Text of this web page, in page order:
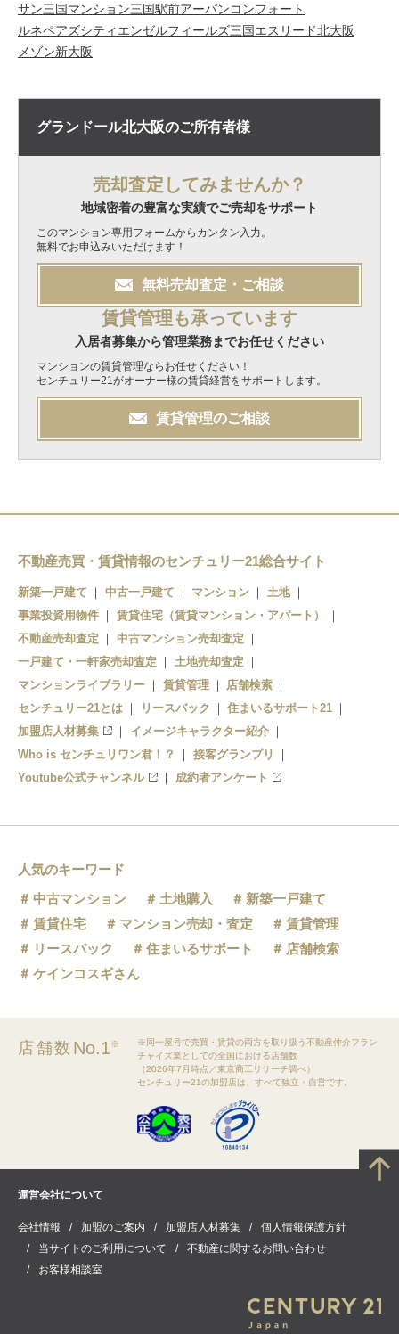
サン三国マンション三国駅前アーバンコンフォート
ルネペアズシティ エンゼルフィールズ三国エスリード北大阪
メゾン新大阪
グランドール北大阪のご所有者様
売却査定してみませんか？
地域密着の豊富な実績でご売却をサポート
このマンション専用フォームからカンタン入力。
無料でお申込みいただけます！
無料売却査定・ご相談
賃貸管理も承っています
入居者募集から管理業務までお任せください
マンションの賃貸管理ならお任せください！
センチュリー21がオーナー様の賃貸経営をサポートします。
賃貸管理のご相談
不動産売買・賃貸情報のセンチュリー21総合サイト
新築一戸建て 中古一戸建て マンション
土地
事業投資用物件
賃貸住宅（賃貸マンション・アパート）
不動産売却査定
中古マンション売却査定
一戸建て・一軒家売却査定
土地売却査定
マンションライブラリー
賃貸管理
店舗検索
センチュリー21とは
リースバック
住まいるサポート21
加盟店人材募集
イメージキャラクター紹介
Who is センチュリワン君！？
接客グランプリ
Youtube公式チャンネル
成約者アンケート
人気のキーワード
中古マンション
土地購入
新築一戸建て
賃貸住宅
マンション売却・査定
賃貸管理
リースバック
住まいるサポート
店舗検索
ケインコスギさん
店舗数 No.1※
※同一屋号で売買・賃貸の両方を取り扱う不動産仲介フラン
チャイズ業としての全国における店舗数
（2026年7月時点／東京商工リサーチ調べ）
センチュリー21の加盟店は、すべて独立・自営です。
運営会社について
会社情報 加盟のご案内 加盟店人材募集
個人情報保護方針
当サイトのご利用について
不動産に関するお問い合わせ
お客様相談室